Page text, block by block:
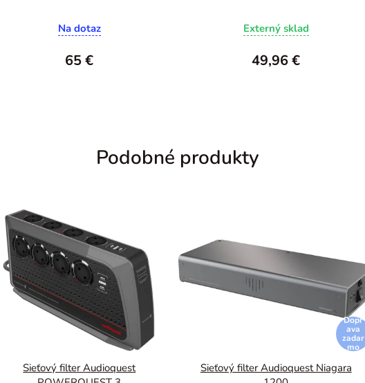
Na dotaz
65 €
Externý sklad
49,96 €
Podobné produkty
Sieťový filter Audioquest
Dopr
ava
zadar
mo
Sieťový filter Audioquest Niagara